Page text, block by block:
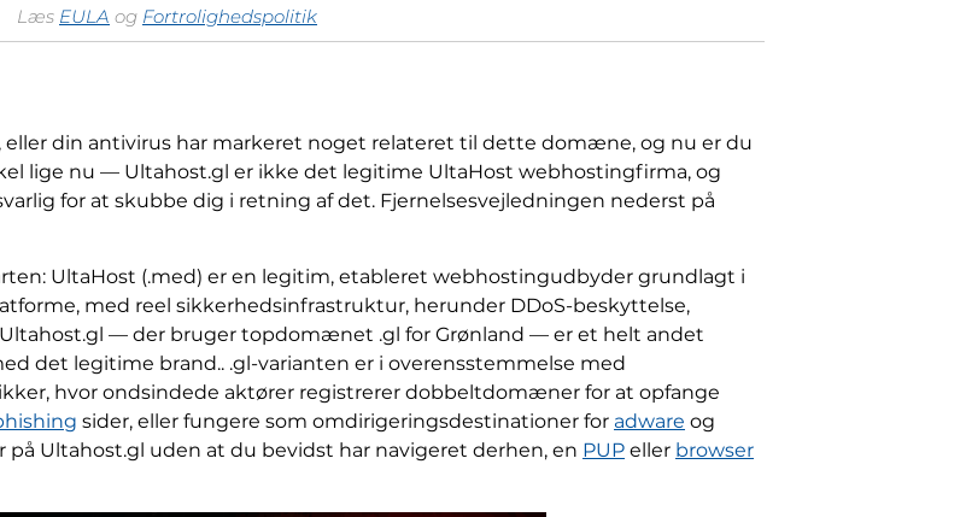
Læs EULA og Fortrolighedspolitik
din antivirus har markeret noget relateret til dette domæne, og nu er du
lige nu — Ultahost.gl er ikke det legitime UltaHost webhostingfirma, og
for at skubbe dig i retning af det. Fjernelsesvejledningen nederst på
UltaHost (.med) er en legitim, etableret webhostingudbyder grundlagt i
med reel sikkerhedsinfrastruktur, herunder DDoS-beskyttelse,
— der bruger topdomænet .gl for Grønland — er et helt andet
det legitime brand.. .gl-varianten er i overensstemmelse med
hvor ondsindede aktører registrerer dobbeltdomæner for at opfange
sider, eller fungere som omdirigeringsdestinationer for adware og
på Ultahost.gl uden at du bevidst har navigeret derhen, en PUP eller browser